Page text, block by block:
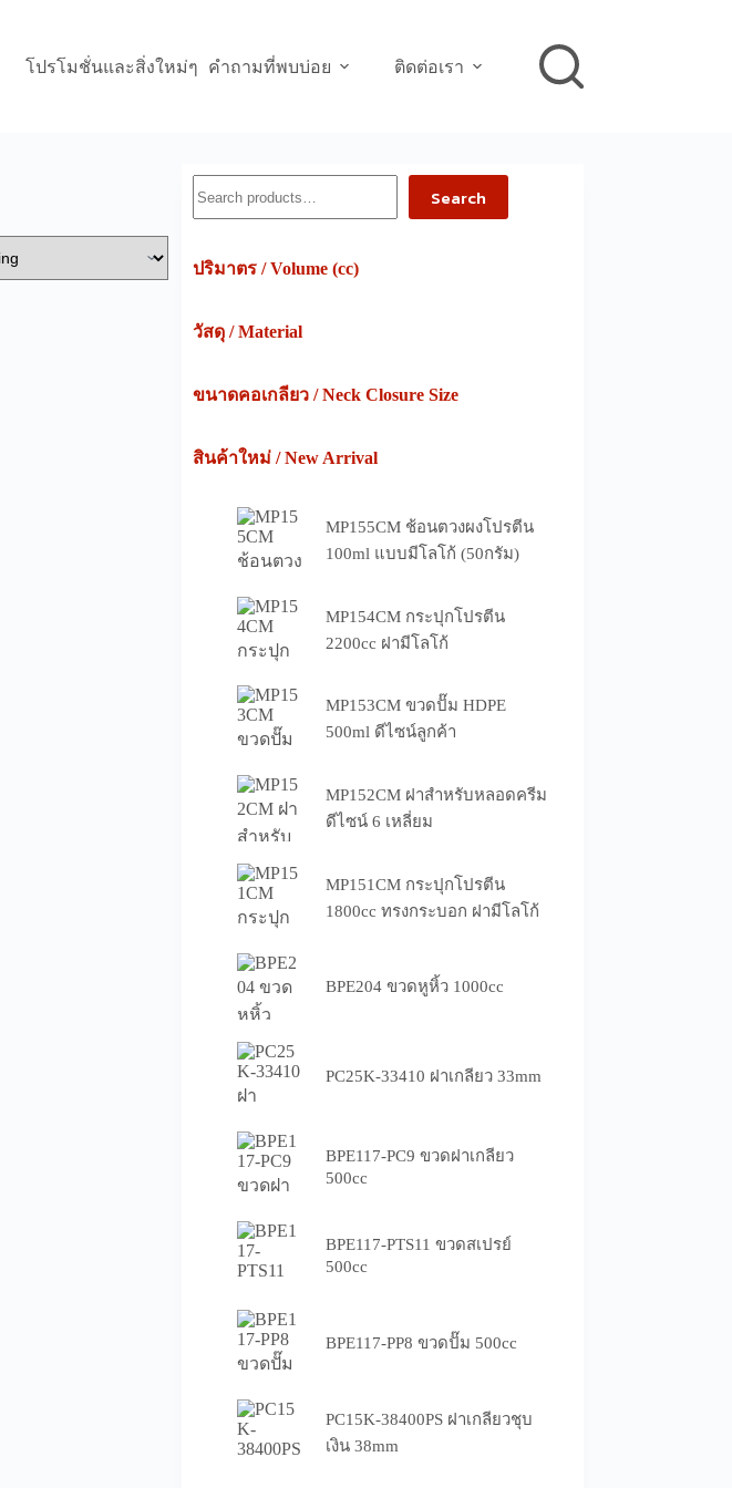
โปรโมชั่นและสิ่งใหม่ๆ คำถามที่พบบ่อย ติดต่อเรา
Search
ปริมาตร / Volume (cc)
วัสดุ / Material
ขนาดคอเกลียว / Neck Closure Size
สินค้าใหม่ / New Arrival
MP155CM ช้อนตวงผงโปรตีน
100ml แบบมีโลโก้ (50กรัม)
MP154CM กระปุกโปรตีน
2200cc ฝามีโลโก้
MP153CM ขวดปั๊ม HDPE
500ml ดีไซน์ลูกค้า
MP152CM ฝาสำหรับหลอดครีม
ดีไซน์ 6 เหลี่ยม
MP151CM กระปุกโปรตีน
1800cc ทรงกระบอก ฝามีโลโก้
BPE204 ขวดหูหิ้ว 1000cc
PC25K-33410 ฝาเกลียว 33mm
BPE117-PC9 ขวดฝาเกลียว
500cc
BPE117-PTS11 ขวดสเปรย์
500cc
BPE117-PP8 ขวดปั๊ม 500cc
PC15K-38400PS ฝาเกลียวชุบ
เงิน 38mm